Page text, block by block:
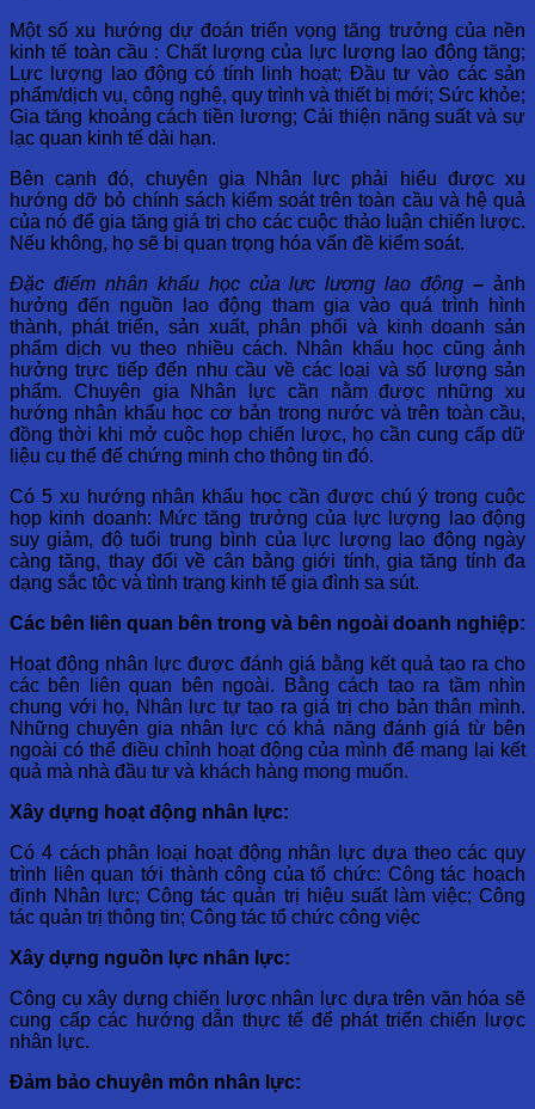
Một số xu hướng dự đoán triển vọng tăng trưởng của nền
kinh tế toàn cầu : Chất lượng của lực lượng lao động tăng;
Lực lượng lao động có tính linh hoạt; Đầu tư vào các sản
phẩm/dịch vụ, công nghệ, quy trình và thiết bị mới; Sức khỏe;
Gia tăng khoảng cách tiền lương; Cải thiện năng suất và sự
lạc quan kinh tế dài hạn.
Bên cạnh đó, chuyên gia Nhân lực phải hiểu được xu
hướng dỡ bỏ chính sách kiểm soát trên toàn cầu và hệ quả
của nó để gia tăng giá trị cho các cuộc thảo luận chiến lược.
Nếu không, họ sẽ bị quan trọng hóa vấn đề kiểm soát.
Đặc điểm nhân khẩu học của lực lượng lao động –ảnh
hưởng đến nguồn lao động tham gia vào quá trình hình
thành, phát triển, sản xuất, phân phối và kinh doanh sản
phẩm dịch vụ theo nhiều cách. Nhân khẩu học cũng ảnh
hưởng trực tiếp đến nhu cầu về các loại và số lượng sản
phẩm. Chuyên gia Nhân lực cần nằm được những xu
hướng nhân khẩu học cơ bản trong nước và trên toàn cầu,
đồng thời khi mở cuộc họp chiến lược, họ cần cung cấp dữ
liệu cụ thể để chứng minh cho thông tin đó.
Có 5 xu hướng nhân khẩu học cần được chú ý trong cuộc
họp kinh doanh: Mức tăng trưởng của lực lượng lao động
suy giảm, độ tuổi trung bình của lực lượng lao động ngày
càng tăng, thay đổi về cân bằng giới tính, gia tăng tính đa
dạng sắc tộc và tình trạng kinh tế gia đình sa sút.
Các bên liên quan bên trong và bên ngoài doanh nghiệp:
Hoạt động nhân lực được đánh giá bằng kết quả tạo ra cho
các bên liên quan bên ngoài. Bằng cách tạo ra tầm nhìn
chung với họ, Nhân lực tự tạo ra giá trị cho bản thân mình.
Những chuyên gia nhân lực có khả năng đánh giá từ bên
ngoài có thể điều chỉnh hoạt động của mình để mang lại kết
quả mà nhà đầu tư và khách hàng mong muốn.
Xây dựng hoạt động nhân lực:
Có 4 cách phân loại hoạt động nhân lực dựa theo các quy
trình liên quan tới thành công của tổ chức: Công tác hoạch
định Nhân lực; Công tác quản trị hiệu suất làm việc; Công
tác quản trị thông tin; Công tác tổ chức công việc
Xây dựng nguồn lực nhân lực:
Công cụ xây dựng chiến lược nhân lực dựa trên văn hóa sẽ
cung cấp các hướng dẫn thực tế để phát triển chiến lược
nhân lực.
Đảm bảo chuyên môn nhân lực: